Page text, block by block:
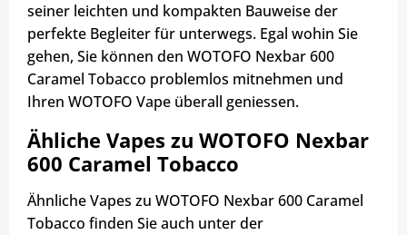
seiner leichten und kompakten Bauweise der
perfekte Begleiter für unterwegs. Egal wohin Sie
gehen, Sie können den WOTOFO Nexbar 600
Caramel Tobacco problemlos mitnehmen und
Ihren WOTOFO Vape überall geniessen.
Ähliche Vapes zu WOTOFO Nexbar
600 Caramel Tobacco
Ähnliche Vapes zu WOTOFO Nexbar 600 Caramel
Tobacco finden Sie auch unter der